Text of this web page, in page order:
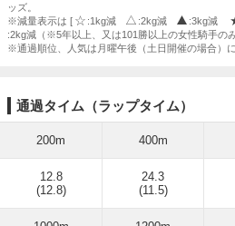
ッズ。
※減量表示は [
:1kg減 :2kg減 :3kg減
:2kg減（※5年以上、又は101勝以上の女性騎手のみ
※通過順位、人気は月曜午後（土日開催の場合）に
通過タイム（ラップタイム）
200m 400m
12.8
(12.8)
24.3
(11.5)